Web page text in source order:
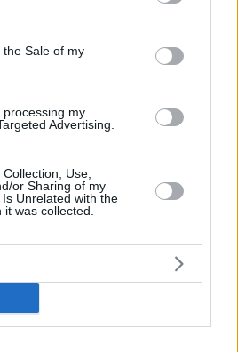
Google and its third-party tags to
purposes in below Google
Sale of my
my
Advertising.
Use,
or Sharing of my
Unrelated with the
was collected.
προβλήματα, ωστόσο
φαρμακευτική αγωγή,
πως το
Επιπλέον, τόνισε πως
παιδιού, ήταν σε άριστη
δώσει ποτέ
πάνω από δέκα
Κλινική. Αυτό που ζητάμε
ειδικοί τη ψυχολογική
η οποία είναι σε πολύ
τον θάνατο του